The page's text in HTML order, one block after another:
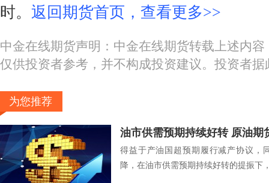
时。 返回期货首页，查看更多>>
中金在线期货声明：中金在线期货转载上述内
仅供投资者参考，并不构成投资建议。投资者
为您推荐
油市供需预期持续好转 原油期
得益于产油国超预期履行减产协议，
降，在油市供需预期持续好转的提振下